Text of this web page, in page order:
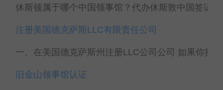
休斯顿属于哪个中国领事馆？代办休斯敦中国签证
注册美国德克萨斯LLC有限责任公司
一、在美国德克萨斯州注册LLC公司公司 如果你打
旧金山领事馆认证